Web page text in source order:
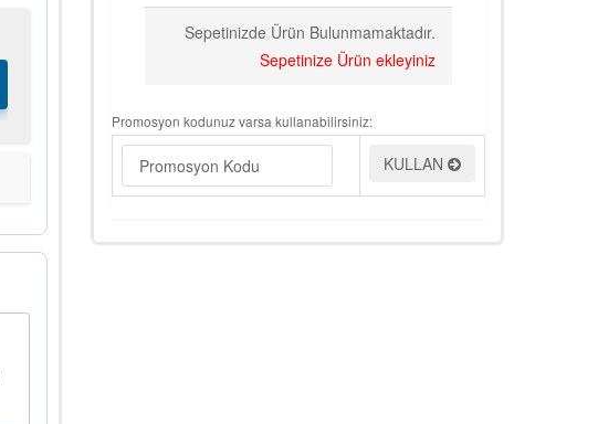
Sepetinizde Ürün Bulunmamaktadır.
Sepetinize Ürün ekleyiniz
Promosyon kodunuz varsa kullanabilirsiniz:
KULLAN